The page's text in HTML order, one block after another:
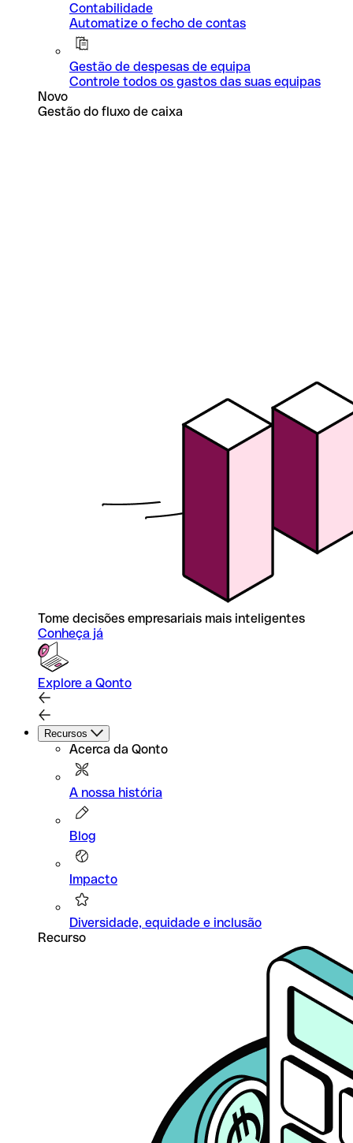
Contabilidade
Automatize o fecho de contas
Gestão de despesas de equipa
Controle todos os gastos das suas equipas
Novo
Gestão do fluxo de caixa
Tome decisões empresariais mais inteligentes
Conheça já
Explore a Qonto
Recursos
Acerca da Qonto
A nossa história
Blog
Impacto
Diversidade, equidade e inclusão
Recurso